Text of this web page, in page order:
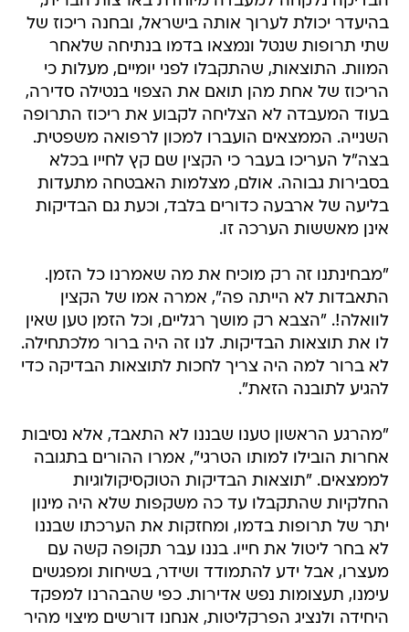
בהיעדר יכולת לערוך אותה בישראל, ובחנה ריכוז של
שתי תרופות שנטל ונמצאו בדמו בנתיחה שלאחר
המוות. התוצאות, שהתקבלו לפני יומיים, מעלות כי
הריכוז של אחת מהן תואם את הצפוי בנטילה סדירה,
בעוד המעבדה לא הצליחה לקבוע את ריכוז התרופה
השנייה. הממצאים הועברו למכון לרפואה משפטית.
בצה"ל העריכו בעבר כי הקצין שם קץ לחייו בכלא
בסבירות גבוהה. אולם, מצלמות האבטחה מתעדות
בליעה של ארבעה כדורים בלבד, וכעת גם הבדיקות
אינן מאששות הערכה זו.
"מבחינתנו זה רק מוכיח את מה שאמרנו כל הזמן.
התאבדות לא הייתה פה", אמרה אמו של הקצין
לוואלה!. "הצבא רק מושך רגליים, וכל הזמן טען שאין
לו את תוצאות הבדיקות. לנו זה היה ברור מלכתחילה.
לא ברור למה היה צריך לחכות לתוצאות הבדיקה כדי
להגיע לתובנה הזאת".
"מהרגע הראשון טענו שבננו לא התאבד, אלא נסיבות
אחרות הובילו למותו הטרגי", אמרו ההורים בתגובה
לממצאים. "תוצאות הבדיקות הטוקסיקולוגיות
החלקיות שהתקבלו עד כה משקפות שלא היה מינון
יתר של תרופות בדמו, ומחזקות את הערכתו שבננו
לא בחר ליטול את חייו. בננו עבר תקופה קשה עם
מעצרו, אבל ידע להתמודד ושידר, בשיחות ומפגשים
עימנו, תעצומות נפש אדירות. כפי שהבהרנו למפקד
היחידה ולנציג הפרקליטות, אנחנו דורשים מיצוי מהיר